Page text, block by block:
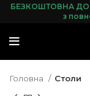
БЕЗКОШТОВНА
з
Головна Столи